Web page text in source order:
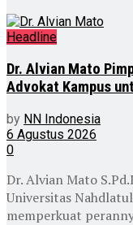
Headline
Dr. Alvian Mato
Advokat Kampus
by NN Indonesia
6 Agustus 2026
0
Dr. Alvian Mato
Universitas
memperkuat